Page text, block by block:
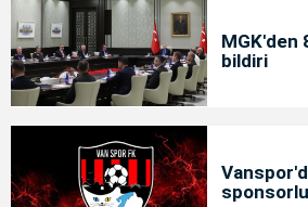
MGK'den
bildiri